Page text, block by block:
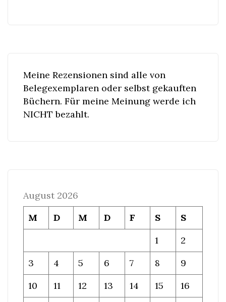
Meine Rezensionen sind alle von
Belegexemplaren oder selbst gekauften
Büchern. Für meine Meinung werde ich
NICHT bezahlt.
August 2026
M
D M D F S
S
1
2
3
4 5 6 7 8
9
10
11 12 13 14 15
16